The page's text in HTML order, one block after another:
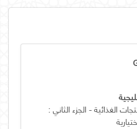
الغذائية - الجزء الثاني :